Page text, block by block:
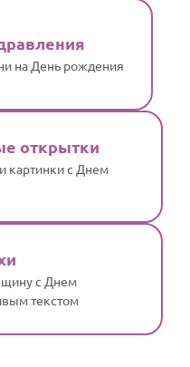
на День рождения
открытки
картинки с Днем
с Днем
текстом